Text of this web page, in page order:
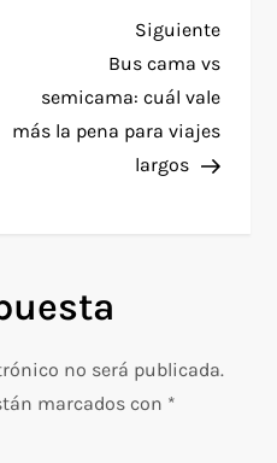
Siguiente
Bus cama vs
semicama: cuál vale
más la pena para viajes
largos
no será publicada.
marcados con *